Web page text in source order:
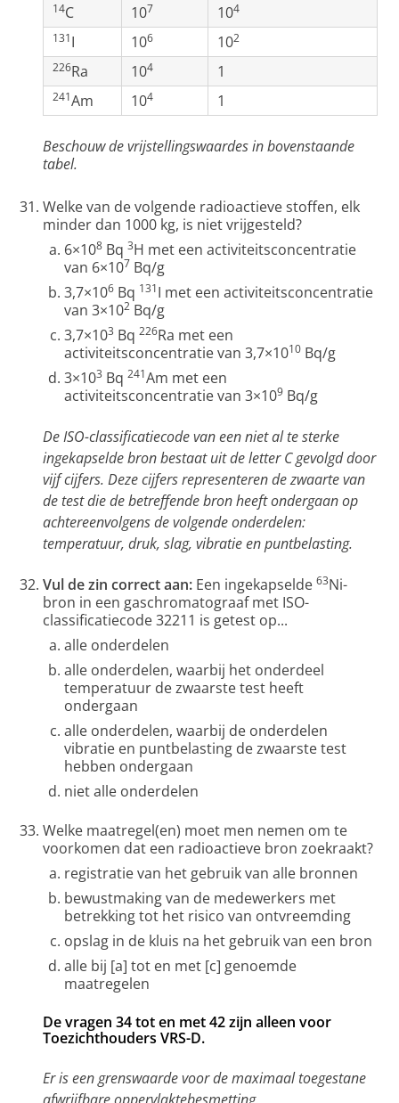
14C 107 104
131I 106 102
226Ra 104 1
241Am 104 1
Beschouw de vrijstellingswaardes in bovenstaande
tabel.
Welke van de volgende radioactieve stoffen, elk
minder dan 1000 kg, is niet vrijgesteld?
6×108 Bq 3H met een activiteitsconcentratie
van 6×107 Bq/g
3,7×106 Bq 131I met een activiteitsconcentratie
van 3×102 Bq/g
3,7×103 Bq 226Ra met een
activiteitsconcentratie van 3,7×1010 Bq/g
3×103 Bq 241Am met een
activiteitsconcentratie van 3×109 Bq/g
De ISO-classificatiecode van een niet al te sterke
ingekapselde bron bestaat uit de letter C gevolgd door
vijf cijfers. Deze cijfers representeren de zwaarte van
de test die de betreffende bron heeft ondergaan op
achtereenvolgens de volgende onderdelen:
temperatuur, druk, slag, vibratie en puntbelasting.
Vul de zin correct aan: Een ingekapselde 63Ni-
bron in een gaschromatograaf met ISO-
classificatiecode 32211 is getest op...
alle onderdelen
alle onderdelen, waarbij het onderdeel
temperatuur de zwaarste test heeft
ondergaan
alle onderdelen, waarbij de onderdelen
vibratie en puntbelasting de zwaarste test
hebben ondergaan
niet alle onderdelen
Welke maatregel(en) moet men nemen om te
voorkomen dat een radioactieve bron zoekraakt?
registratie van het gebruik van alle bronnen
bewustmaking van de medewerkers met
betrekking tot het risico van ontvreemding
opslag in de kluis na het gebruik van een bron
alle bij [a] tot en met [c] genoemde
maatregelen
De vragen 34 tot en met 42 zijn alleen voor
Toezichthouders VRS-D.
Er is een grenswaarde voor de maximaal toegestane